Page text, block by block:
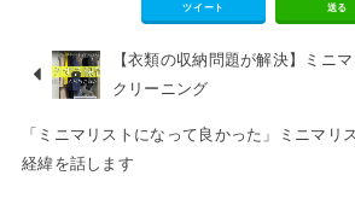
ツイート 送る
【衣類の収納問題が解決】ミニ
クリーニング
「ミニマリストになって良かった」ミニマリ
経緯を話します